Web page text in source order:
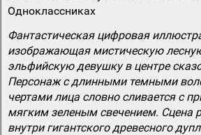
Одноклассниках
Фантастическая цифровая
изображающая мистическую
эльфийскую девушку в центре
Персонаж с длинными темными
чертами лица словно сливается с
мягким зеленым свечением. Сцена
внутри гигантского древесного